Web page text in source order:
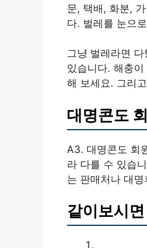
문, 택배, 화분,
다. 벌레를 눈으
그냥 벌레라면
있습니다. 해충
해 보세요. 그리
대명콘도
A3. 대명콘도 회
라 다를 수 있습
는 판매처나 대
같이보시